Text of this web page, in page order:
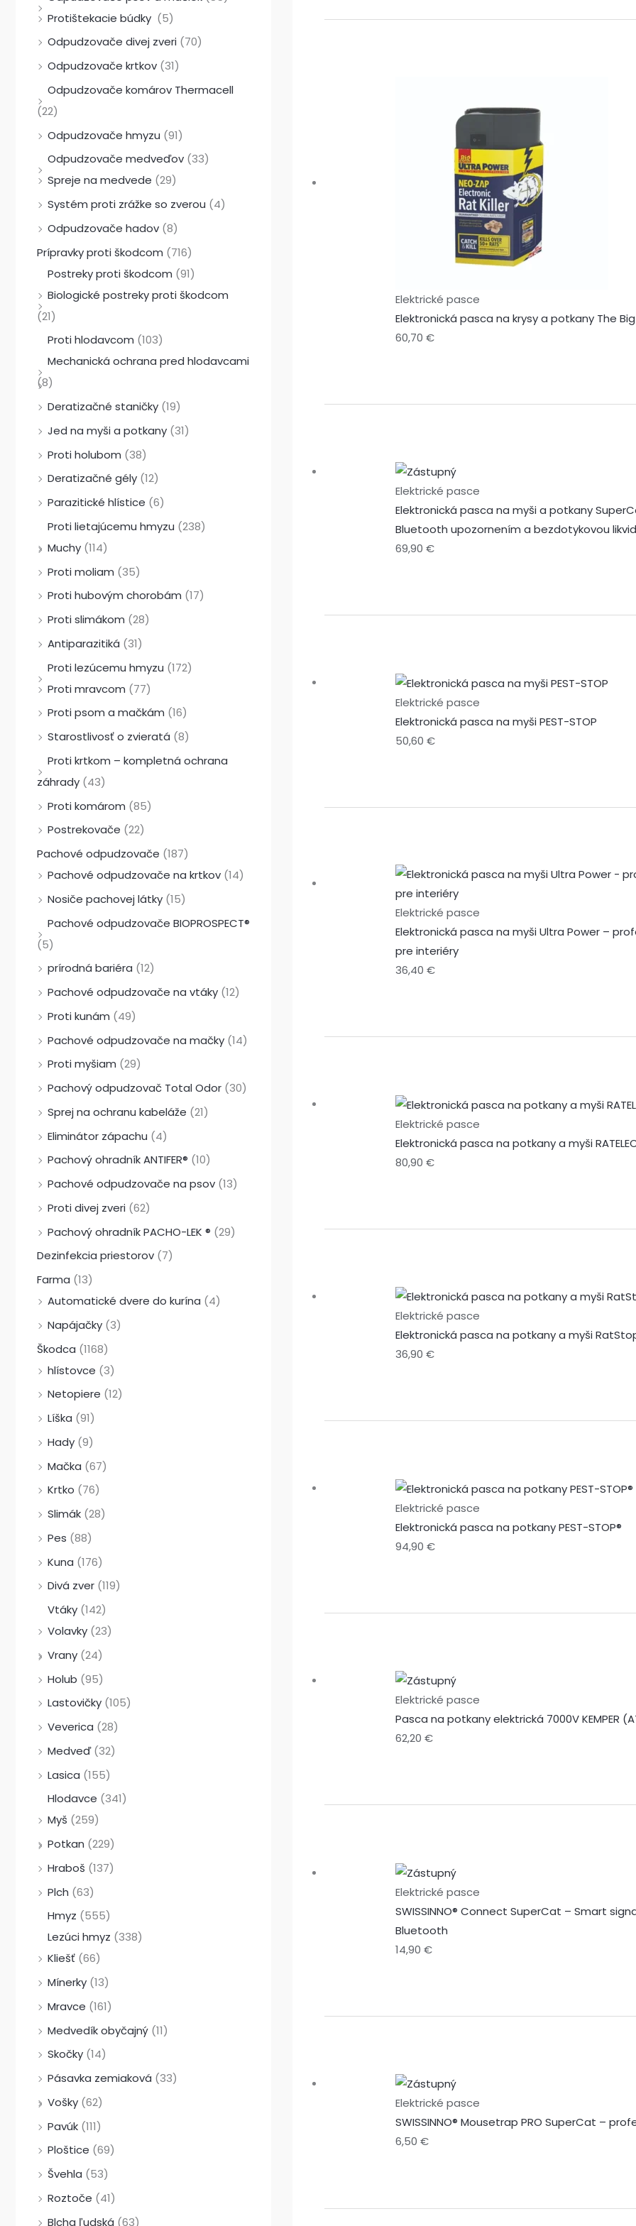
Protištekacie búdky (5)
Odpudzovače divej zveri (70)
Odpudzovače krtkov (31)
Odpudzovače komárov Thermacell
(22)
Odpudzovače hmyzu (91)
Odpudzovače medveďov (33)
Spreje na medvede (29)
Systém proti zrážke so zverou (4)
Odpudzovače hadov (8)
Prípravky proti škodcom (716)
Postreky proti škodcom (91)
Biologické postreky proti škodcom
(21)
Proti hlodavcom (103)
Mechanická ochrana pred hlodavcami
(8)
Deratizačné staničky (19)
Jed na myši a potkany (31)
Proti holubom (38)
Deratizačné gély (12)
Parazitické hlístice (6)
Proti lietajúcemu hmyzu (238)
Muchy (114)
Proti moliam (35)
Proti hubovým chorobám (17)
Proti slimákom (28)
Antiparazitiká (31)
Proti lezúcemu hmyzu (172)
Proti mravcom (77)
Proti psom a mačkám (16)
Starostlivosť o zvieratá (8)
Proti krtkom – kompletná ochrana
záhrady (43)
Proti komárom (85)
Postrekovače (22)
Pachové odpudzovače (187)
Pachové odpudzovače na krtkov (14)
Nosiče pachovej látky (15)
Pachové odpudzovače BIOPROSPECT®
(5)
prírodná bariéra (12)
Pachové odpudzovače na vtáky (12)
Proti kunám (49)
Pachové odpudzovače na mačky (14)
Proti myšiam (29)
Pachový odpudzovač Total Odor (30)
Sprej na ochranu kabeláže (21)
Eliminátor zápachu (4)
Pachový ohradník ANTIFER® (10)
Pachové odpudzovače na psov (13)
Proti divej zveri (62)
Pachový ohradník PACHO-LEK ® (29)
Dezinfekcia priestorov (7)
Farma (13)
Automatické dvere do kurína (4)
Napájačky (3)
Škodca (1168)
hlístovce (3)
Netopiere (12)
Líška (91)
Hady (9)
Mačka (67)
Krtko (76)
Slimák (28)
Pes (88)
Kuna (176)
Divá zver (119)
Vtáky (142)
Volavky (23)
Vrany (24)
Holub (95)
Lastovičky (105)
Veverica (28)
Medveď (32)
Lasica (155)
Hlodavce (341)
Myš (259)
Potkan (229)
Hraboš (137)
Plch (63)
Hmyz (555)
Lezúci hmyz (338)
Kliešť (66)
Mínerky (13)
Mravce (161)
Medvedík obyčajný (11)
Skočky (14)
Pásavka zemiaková (33)
Vošky (62)
Pavúk (111)
Ploštice (69)
Švehla (53)
Roztoče (41)
Blcha ľudská (63)
:
9
€
.
0
€
.
2
€
.
3
0
€
.
,
0
€
.
5
9
€
.
Elektrické pasce
Elektronická pasca na krysy a potkany The
60,70€
Elektrické pasce
Elektronická pasca na myši a potkany
Bluetooth upozornením a bezdotykovou
69,90€
Elektrické pasce
Elektronická pasca na myši PEST-STOP
50,60€
Elektrické pasce
Elektronická pasca na myši Ultra Power –
pre interiéry
36,40€
Elektrické pasce
Elektronická pasca na potkany a myši
80,90€
Elektrické pasce
Elektronická pasca na potkany a myši
36,90€
Elektrické pasce
Elektronická pasca na potkany PEST-STOP®
94,90€
Elektrické pasce
Pasca na potkany elektrická 7000V KEMPER
62,20€
Elektrické pasce
SWISSINNO® Connect SuperCat – Smart
Bluetooth
14,90€
Elektrické pasce
SWISSINNO® Mousetrap PRO SuperCat –
6,50€